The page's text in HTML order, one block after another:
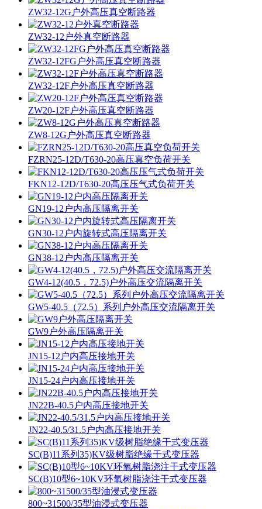
ZW32-12G户外高压真空断路器
ZW32-12户外真空断路器
ZW32-12FG户外高压真空断路器
ZW32-12F户外高压真空断路器
ZW20-12F户外高压真空断路器
ZW8-12G户外高压真空断路器
FZRN25-12D/T630-20高压真空负荷开关
FKN12-12D/T630-20高压压气式负荷开关
GN19-12户内高压隔离开关
GN30-12户内旋转式高压隔离开关
GN38-12户内高压隔离开关
GW4-12(40.5，72.5)户外高压交流隔离开关
GW5-40.5（72.5）系列户外高压交流隔离开关
GW9户外高压隔离开关
JN15-12户内高压接地开关
JN15-24户内高压接地开关
JN22B-40.5户内高压接地开关
JN22-40.5/31.5户内高压接地开关
SC(B)11系列35)KV级树脂绝缘干式变压器
SC(B)10型6~10KV环氧树脂浇注干式变压器
800~31500/35型油浸式变压器